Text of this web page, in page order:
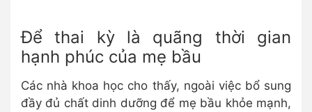
Để thai kỳ là quãng thời gian
hạnh phúc của mẹ bầu
Các nhà khoa học cho thấy, ngoài việc bổ sung
đầy đủ chất dinh dưỡng để mẹ bầu khỏe mạnh,